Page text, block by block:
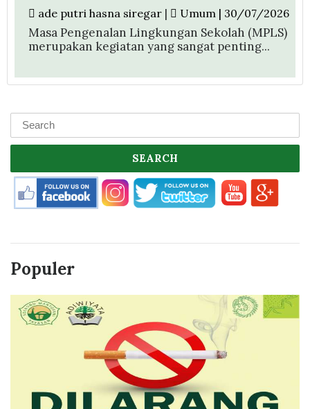
ade putri hasna siregar | Umum | 30/07/2026
Masa Pengenalan Lingkungan Sekolah (MPLS)
merupakan kegiatan yang sangat penting...
SEARCH
Populer